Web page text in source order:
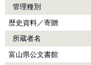
管理種別
歴史資料／寄贈
所蔵者名
富山県公文書館